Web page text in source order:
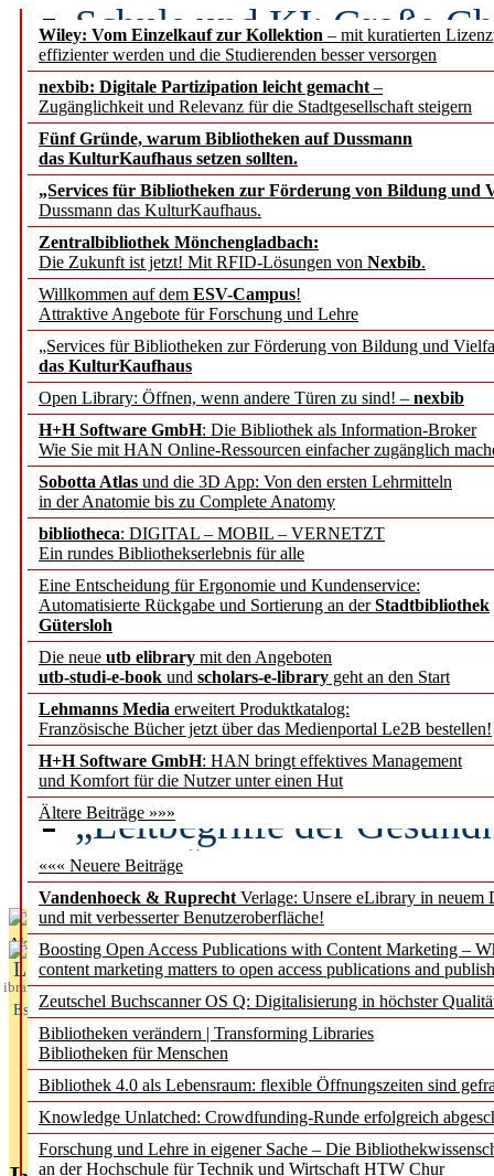
Wiley: Vom Einzelkauf zur Kollektion – mit kuratierten
effizienter werden und die Studierenden besser versorgen
nexbib: Digitale Partizipation leicht gemacht –
Zugänglichkeit und Relevanz für die Stadtgesellschaft steigern
Fünf Gründe, warum Bibliotheken auf Dussmann
das KulturKaufhaus setzen sollten.
„Services für Bibliotheken zur Förderung von Bildung und
Dussmann das KulturKaufhaus.
Zentralbibliothek Mönchengladbach:
Die Zukunft ist jetzt! Mit RFID-Lösungen von Nexbib.
Willkommen auf dem ESV-Campus!
Attraktive Angebote für Forschung und Lehre
„Services für Bibliotheken zur Förderung von Bildung und
das KulturKaufhaus
Open Library: Öffnen, wenn andere Türen zu sind! – nexbib
H+H Software GmbH: Die Bibliothek als Information-Broker
Wie Sie mit HAN Online-Ressourcen einfacher zugänglich
Sobotta Atlas und die 3D App: Von den ersten Lehrmitteln
in der Anatomie bis zu Complete Anatomy
bibliotheca: DIGITAL – MOBIL – VERNETZT
Ein rundes Bibliothekserlebnis für alle
Eine Entscheidung für Ergonomie und Kundenservice:
Automatisierte Rückgabe und Sortierung an derStadtbibliothek
Gütersloh
Die neue utb elibrary mit den Angeboten
utb-studi-e-book und scholars-e-library geht an den Start
Lehmanns Media erweitert Produktkatalog:
Französische Bücher jetzt über das Medienportal Le2B bestellen!
H+H Software GmbH: HAN bringt effektives Management
und Komfort für die Nutzer unter einen Hut
Ältere Beiträge »»»
««« Neuere Beiträge
Vandenhoeck & Ruprecht Verlage: Unsere eLibrary in neuem
und mit verbesserter Benutzeroberfläche!
Boosting Open Access Publications with Content Marketing –
content marketing matters to open access publications and
Zeutschel Buchscanner OS Q: Digitalisierung in höchster
Bibliotheken verändern | Transforming Libraries
Bibliotheken für Menschen
Bibliothek 4.0 als Lebensraum: flexible Öffnungszeiten sind
Knowledge Unlatched: Crowdfunding-Runde erfolgreich
Forschung und Lehre in eigener Sache – Die
an der Hochschule für Technik und Wirtschaft HTW Chur
Schule und KI: Große
Voraussetzungen
Erfolgreiches erstes
Segment Research –
angepasst
konstruktiv!
Mohr Siebeck
und die Zeitschrift für
Francke Attempto
EBSCO Information
Recherchefunktionen in
Sorbisches Institut neu
Geschichte und
Künstliche Intelligenz
besser zu verstehen
„Leitbegriffe der
des BIÖG erscheinen
Aktuelles aus
L
ibrary
Essentials